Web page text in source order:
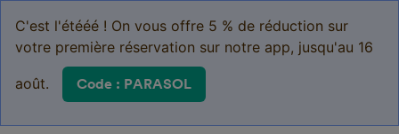
C'est l'étééé ! On vous offre 5 % de réduction sur
votre première réservation sur notre app, jusqu'au 16
août. Code : PARASOL